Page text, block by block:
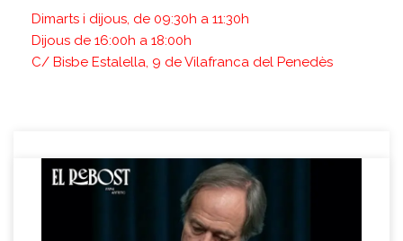
Dimarts i dijous, de 09:30h a 11:30h
Dijous de 16:00h a 18:00h
C/ Bisbe Estalella, 9 de Vilafranca del Penedès